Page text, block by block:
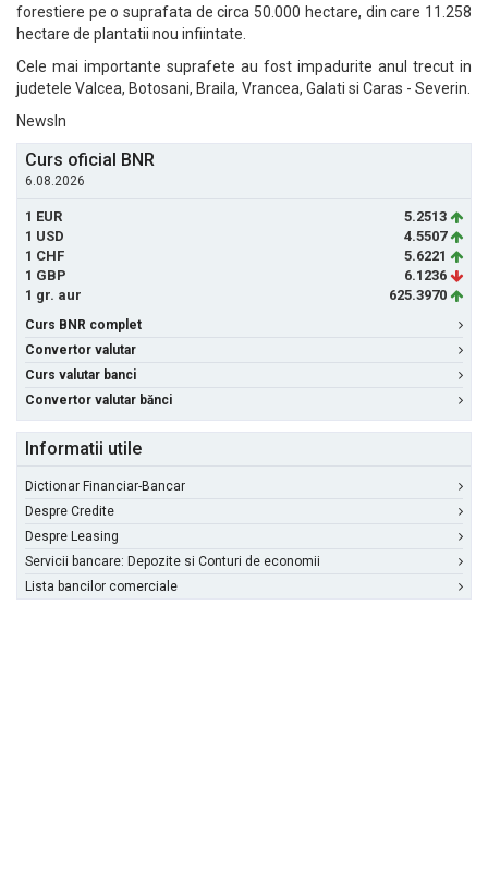
forestiere pe o suprafata de circa 50.000 hectare, din care 11.258
hectare de plantatii nou infiintate.
Cele mai importante suprafete au fost impadurite anul trecut in
judetele Valcea, Botosani, Braila, Vrancea, Galati si Caras - Severin.
NewsIn
Curs oficial BNR
6.08.2026
1 EUR
5.2513
1 USD
4.5507
1 CHF
5.6221
1 GBP
6.1236
1 gr. aur
625.3970
Curs BNR complet
Convertor valutar
Curs valutar banci
Convertor valutar bănci
Informatii utile
Dictionar Financiar-Bancar
Despre Credite
Despre Leasing
Servicii bancare: Depozite si Conturi de economii
Lista bancilor comerciale